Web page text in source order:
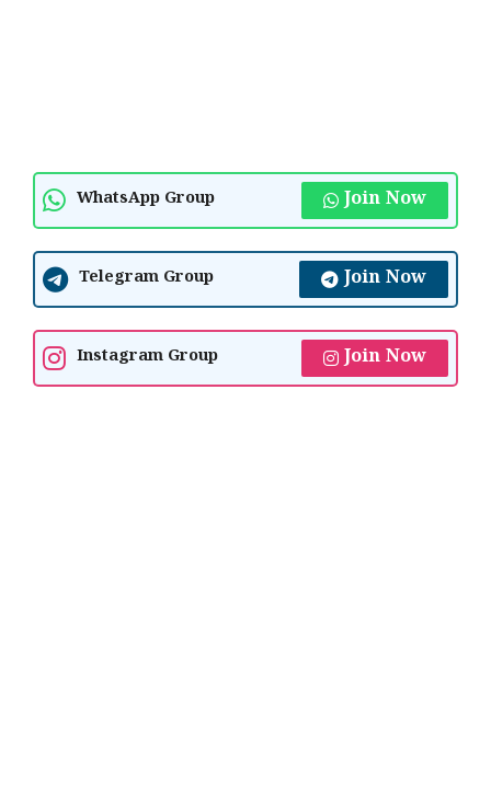
WhatsApp Group Join Now
Telegram Group Join Now
Instagram Group Join Now